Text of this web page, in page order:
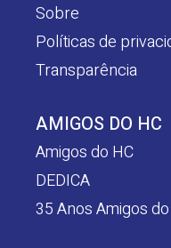
Sobre
Políticas de
Transparência
AMIGOS DO HC
Amigos do HC
DEDICA
35 Anos Amigos